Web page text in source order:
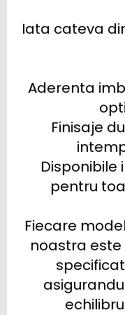
Iata cateva
Aderenta
Finisaje
Disponibile
pentru
Fiecare
noastra